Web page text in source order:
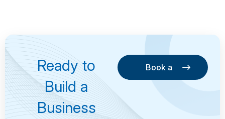
Ready to
Build a
Business
Book a
Consultation
Book a